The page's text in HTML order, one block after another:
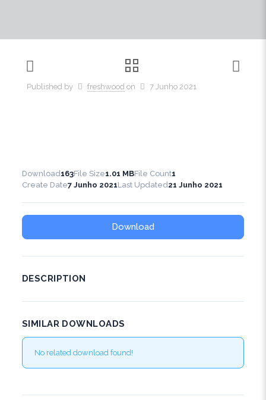
Published by freshwood on 7 Junho 2021
Download163File Size1.01 MBFile Count1
Create Date7 Junho 2021Last Updated21 Junho 2021
Download
DESCRIPTION
SIMILAR DOWNLOADS
No related download found!